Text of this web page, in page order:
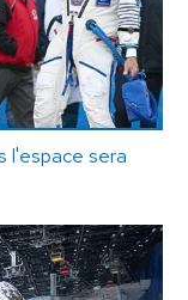
l'espace sera